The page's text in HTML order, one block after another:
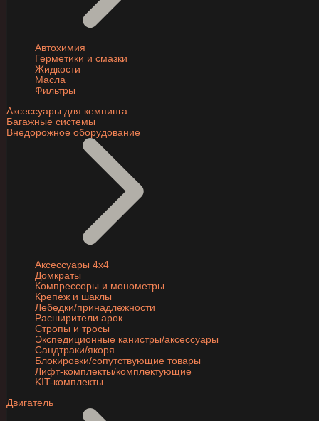
Автохимия
Герметики и смазки
Жидкости
Масла
Фильтры
Аксессуары для кемпинга
Багажные системы
Внедорожное оборудование
Аксессуары 4х4
Домкраты
Компрессоры и монометры
Крепеж и шаклы
Лебедки/принадлежности
Расширители арок
Стропы и тросы
Экспедиционные канистры/аксессуары
Сандтраки/якоря
Блокировки/сопутствующие товары
Лифт-комплекты/комплектующие
KIT-комплекты
Двигатель